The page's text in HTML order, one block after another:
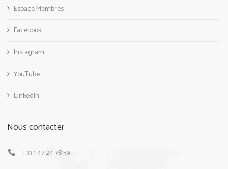
Espace Membres
Facebook
Instagram
YouTube
LinkedIn
Nous contacter
+33 1 47 24 78 59